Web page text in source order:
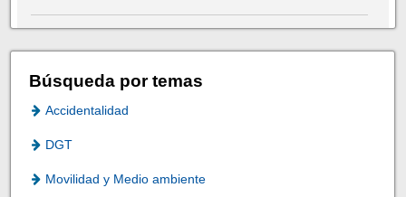
Búsqueda por temas
Accidentalidad
DGT
Movilidad y Medio ambiente